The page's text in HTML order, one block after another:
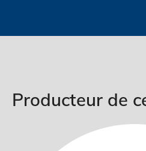
Producteur de